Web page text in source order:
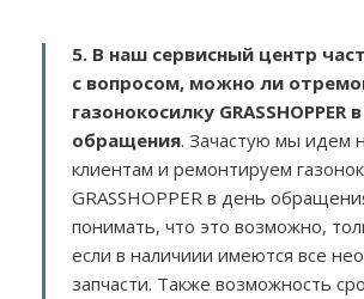
5. В наш сервисный центр
с вопросом, можно ли
газонокосилку GRASSHOPPER
обращения. Зачастую мы идем
клиентам и ремонтируем
GRASSHOPPER в день
понимать, что это возможно,
если в наличиии имеются все
запчасти. Также возможность